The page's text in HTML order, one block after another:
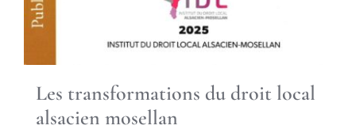
Les transformations du droit local
alsacien mosellan